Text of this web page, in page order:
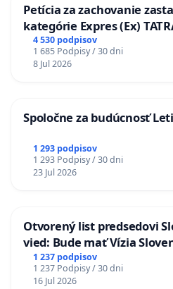
Petícia za zachovanie
kategórie Expres (Ex)
stanici Púchov
4 530 podpisov
1 685 Podpisy / 30 dni
8 Jul 2026
Spoločne za budúcnosť
1 293 podpisov
1 293 Podpisy / 30 dni
23 Jul 2026
Otvorený list predsedovi
vied: Bude mať Vízia
chrbticu?
1 237 podpisov
1 237 Podpisy / 30 dni
16 Jul 2026